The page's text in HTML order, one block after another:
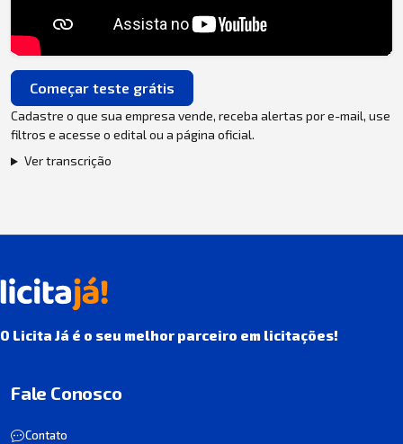
Começar teste grátis
Cadastre o que sua empresa vende, receba alertas por e-mail, use
filtros e acesse o edital ou a página oficial.
Ver transcrição
O Licita Já é o seu melhor parceiro em licitações!
Fale Conosco
Contato